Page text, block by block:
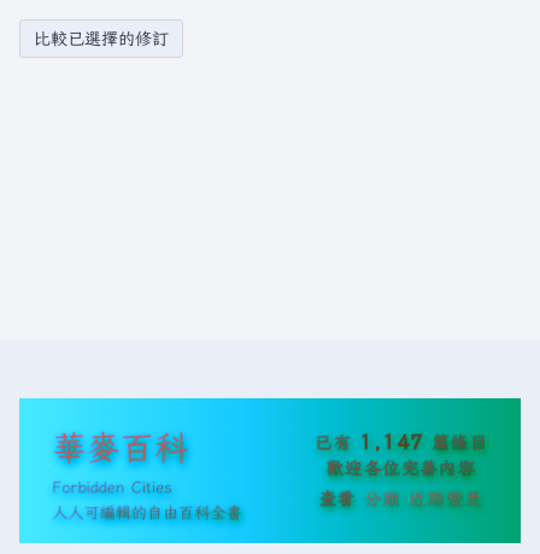
華麥百科
Forbidden Cities
人人可編輯的自由百科全書
已有 1,147 篇條目
歡迎各位完善內容
查看 分類 近期變更